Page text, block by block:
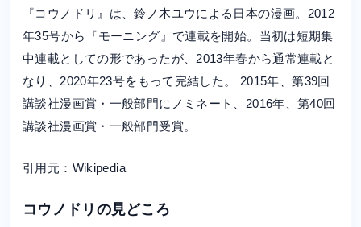
『コウノドリ』は、鈴ノ木ユウによる日本の漫画。2012
年35号から『モーニング』で連載を開始。当初は短期集
中連載としての形であったが、2013年春から通常連載と
なり、2020年23号をもって完結した。 2015年、第39回
講談社漫画賞・一般部門にノミネート、2016年、第40回
講談社漫画賞・一般部門受賞。
引用元：Wikipedia
コウノドリの見どころ